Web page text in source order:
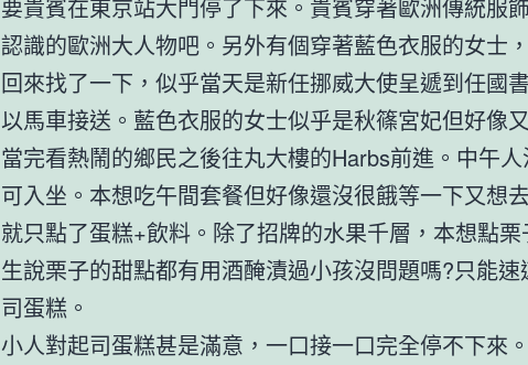
要貴賓在東京站大門停了下來。貴賓穿著歐洲傳統服
認識的歐洲大人物吧。另外有個穿著藍色衣服的女士
回來找了一下，似乎當天是新任挪威大使呈遞到任國
以馬車接送。藍色衣服的女士似乎是秋篠宮妃但好像
當完看熱鬧的鄉民之後往丸大樓的Harbs前進。中午
可入坐。本想吃午間套餐但好像還沒很餓等一下又想
就只點了蛋糕+飲料。除了招牌的水果千層，本想點
生說栗子的甜點都有用酒醃漬過小孩沒問題嗎?只能
司蛋糕。
小人對起司蛋糕甚是滿意，一口接一口完全停不下來